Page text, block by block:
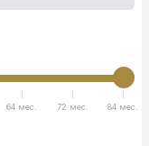
64 мес. 72 мес. 84 мес.